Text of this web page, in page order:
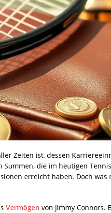
Zeiten ist, dessen
die im heutigen
erreicht haben. Doch
Vermögen von Jimmy Connors.